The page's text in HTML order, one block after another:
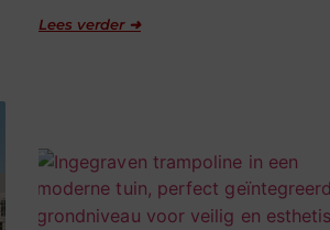
Lees verder ➜